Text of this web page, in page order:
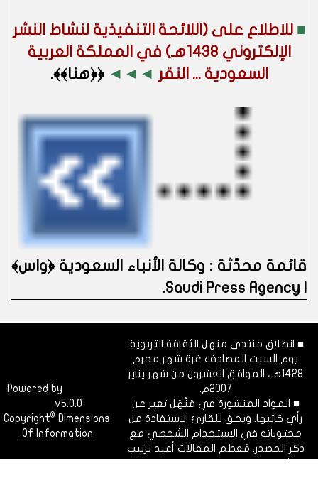
■للاطلاع على (اللائحة التنفيذية لنشاط النشر
الإلكتروني 1438هـ) في المملكة العربية
السعودية ... النقر ◄◄◄﴿﴿هنا﴾﴾.
قائمة محدَّثة : وكالة الأنباء السعودية ﴿واس﴾
■ انطلاق منتدى منهل الثقافة التربوية:
يوم السبت المصادف غرة شهر محرم
1428هـ، الموافق العشرون من شهر يناير
2007م.
■ المواد المنشورة في مَنْهَل تعبر عن
رأي كاتبها. ويحق للقارئ الاستفادة من
محتوياته في الاستخدام الشخصي مع
ذكر المصدر. مُعظَم المقالات أعيد ترتيب
Powered by
v5.0.0
Copyright©
Dimensions
Of Information.